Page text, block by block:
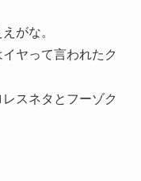
がな。
ヤって言われたク
スネタとフーゾク